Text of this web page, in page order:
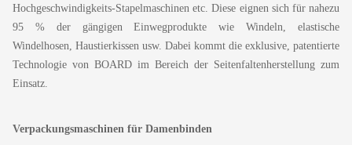
Hochgeschwindigkeits-Stapelmaschinen etc. Diese eignen sich für nahezu
95 % der gängigen Einwegprodukte wie Windeln, elastische
Windelhosen, Haustierkissen usw. Dabei kommt die exklusive, patentierte
Technologie von BOARD im Bereich der Seitenfaltenherstellung zum
Einsatz.
Verpackungsmaschinen für Damenbinden